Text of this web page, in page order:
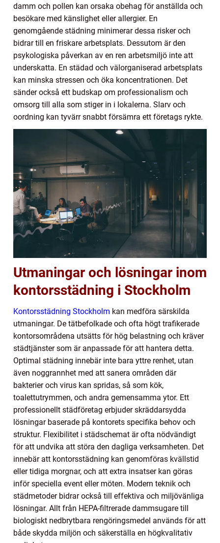
damm och pollen kan orsaka obehag för anställda och
besökare med känslighet eller allergier. En
genomgående städning minimerar dessa risker och
bidrar till en friskare arbetsplats. Dessutom är den
psykologiska påverkan av en ren arbetsmiljö inte att
underskatta. En städad och välorganiserad arbetsplats
kan minska stressen och öka koncentrationen. Det
sänder också ett budskap om professionalism och
omsorg till alla som stiger in i lokalerna. Slarv och
oordning kan tyvärr snabbt försämra ett företags rykte.
Utmaningar och lösningar inom
kontorsstädning i Stockholm
Kontorsstädning Stockholm kan medföra särskilda
utmaningar. De tätbefolkade och ofta högt trafikerade
kontorsområdena utsätts för hög belastning och kräver
städtjänster som är anpassade för att hantera detta.
Optimal städning innebär inte bara yttre renhet, utan
även noggrannhet med att sanera områden där
bakterier och virus kan spridas, så som kök,
toalettutrymmen, och andra gemensamma ytor. Ett
professionellt städföretag erbjuder skräddarsydda
lösningar baserade på kontorets specifika behov och
struktur. Flexibilitet i städschemat är ofta nödvändigt
för att undvika att störa den dagliga verksamheten. Det
innebär att kontorsstädning kan genomföras kvällstid
eller tidiga morgnar, och att extra insatser kan göras
inför speciella event eller möten. Modern teknik och
städmetoder bidrar också till effektiva och miljövänliga
lösningar. Allt från HEPA-filtrerade dammsugare till
biologiskt nedbrytbara rengöringsmedel används för att
både skydda miljön och säkerställa en högkvalitativ